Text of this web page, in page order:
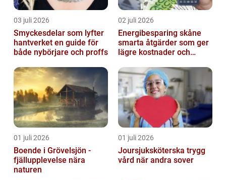
03 juli 2026
Smyckesdelar som lyfter
hantverket en guide för
både nybörjare och proffs
02 juli 2026
Energibesparing skåne
smarta åtgärder som ger
lägre kostnader och
01 juli 2026
Boende i Grövelsjön -
fjällupplevelse nära
naturen
01 juli 2026
Joursjuksköterska trygg
vård när andra sover